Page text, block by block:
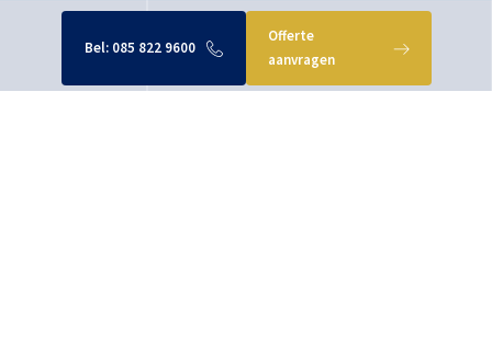
Bel: 085 822 9600
Offerte
aanvragen